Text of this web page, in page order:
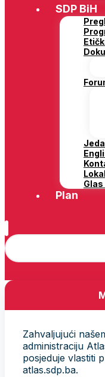
SDP BiH
Plan
Zahvaljujući
administraciju
posjeduje vlastiti
atlas.sdp.ba.